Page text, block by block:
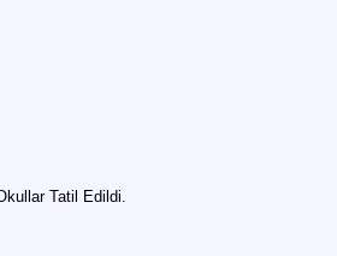
Tatil Edildi.